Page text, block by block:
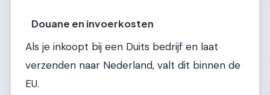
Douane en invoerkosten
Als je inkoopt bij een Duits bedrijf en laat
verzenden naar Nederland, valt dit binnen de
EU.